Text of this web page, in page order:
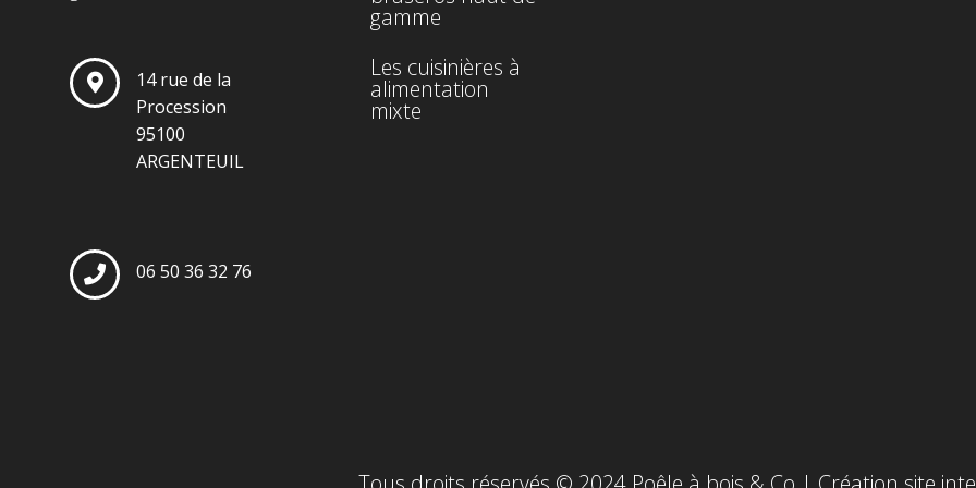
14 rue de la
Procession
95100
ARGENTEUIL
06 50 36 32 76
gamme
Les cuisinières à
alimentation
mixte